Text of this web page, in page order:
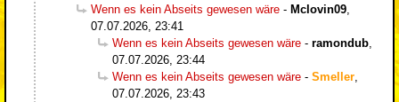
Wenn es kein Abseits gewesen wäre - Mclovin09
07.07.2026, 23:41
Wenn es kein Abseits gewesen wäre - ramondub
07.07.2026, 23:44
Wenn es kein Abseits gewesen wäre - Smeller
07.07.2026, 23:43